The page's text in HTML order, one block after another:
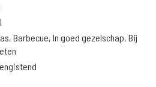
Barbecue, In goed gezelschap, Bij